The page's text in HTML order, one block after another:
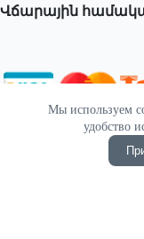
Мы используем
удобство
Վճարային
© 2026 |